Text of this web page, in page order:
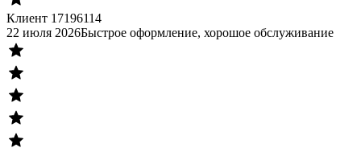
Клиент 17196114
22 июля 2026Быстрое оформление, хорошое обслуживание